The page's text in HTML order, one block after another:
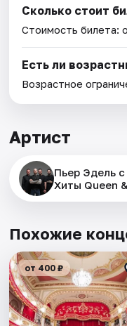
Сколько стоит
Стоимость билета:
Есть ли
Возрастное
Артист
Пьер Эдель
Хиты Queen
Похожие
от 400 ₽